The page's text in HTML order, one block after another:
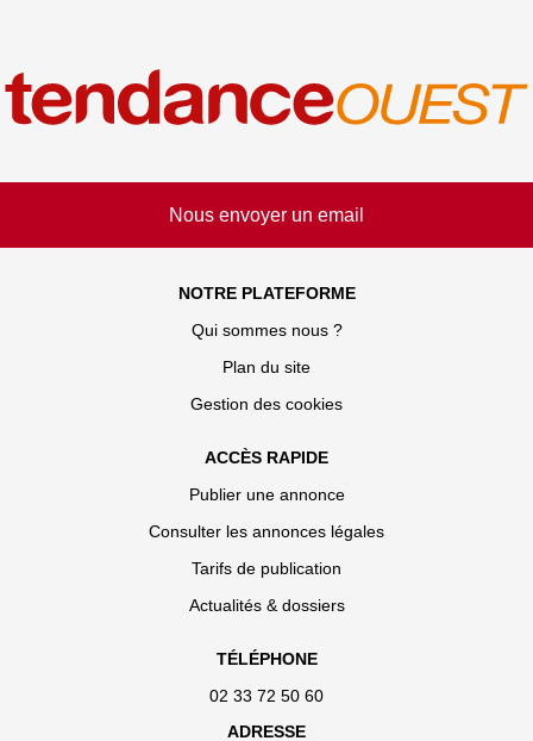
Nous envoyer un email
NOTRE PLATEFORME
Qui sommes nous ?
Plan du site
Gestion des cookies
ACCÈS RAPIDE
Publier une annonce
Consulter les annonces légales
Tarifs de publication
Actualités & dossiers
TÉLÉPHONE
02 33 72 50 60
ADRESSE